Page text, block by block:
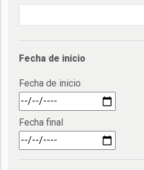
Fecha de inicio